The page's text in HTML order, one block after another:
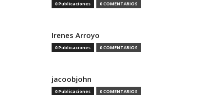
0 Publicaciones 0 COMENTARIOS
Irenes Arroyo
0 Publicaciones 0 COMENTARIOS
jacoobjohn
0 Publicaciones 0 COMENTARIOS